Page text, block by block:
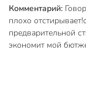
Комментарий:
плохо
предварительной
экономит мой